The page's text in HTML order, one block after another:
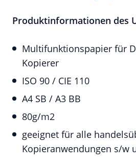
Produktinformationen des
Multifunktionspapier für
Kopierer
ISO 90 / CIE 110
A4 SB / A3 BB
80g/m2
geeignet für alle
Kopieranwendungen s/w